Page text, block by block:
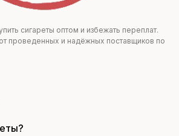
сигареты оптом и избежать переплат.
проведенных и надёжных поставщиков по